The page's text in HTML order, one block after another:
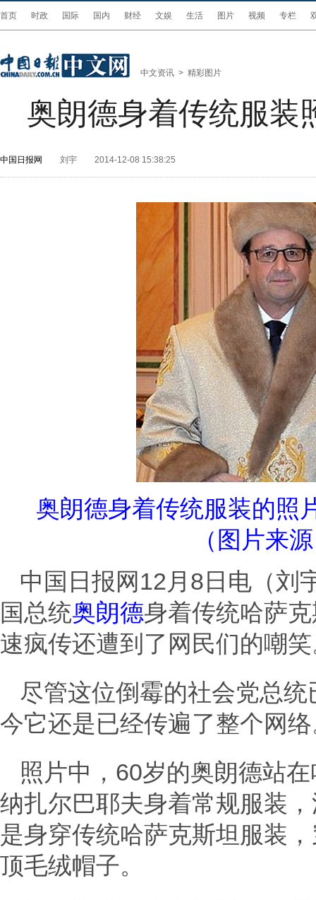
首页 时政 国际 国内 财经 文娱 生活 图片 视频 专栏
中文资讯 > 精彩图片
奥朗德身着传统服装
中国日报网 刘宇 2014-12-08 15:38:25
奥朗德身着传统服装的照
（图片来
中国日报网12月8日电（刘
国总统奥朗德身着传统哈萨
速疯传还遭到了网民们的嘲
尽管这位倒霉的社会党总
今它还是已经传遍了整个网
照片中，60岁的奥朗德站
纳扎尔巴耶夫身着常规服装
是身穿传统哈萨克斯坦服装
顶毛绒帽子。